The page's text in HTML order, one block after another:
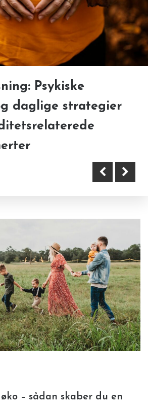
øko – sådan
en bæredygtig
børn
i specialmål:
og pasform er
Psykiske
daglige strategier
– sådan skaber du en